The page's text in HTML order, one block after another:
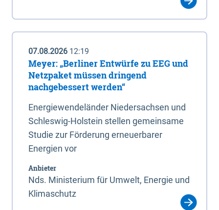
07.08.2026 12:19
Meyer: „Berliner Entwürfe zu EEG und
Netzpaket müssen dringend
nachgebessert werden“
Energiewendeländer Niedersachsen und
Schleswig-Holstein stellen gemeinsame
Studie zur Förderung erneuerbarer
Energien vor
Anbieter
Nds. Ministerium für Umwelt, Energie und
Klimaschutz